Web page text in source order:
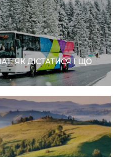
ЯК ДІСТАТИСЯ І ЩО